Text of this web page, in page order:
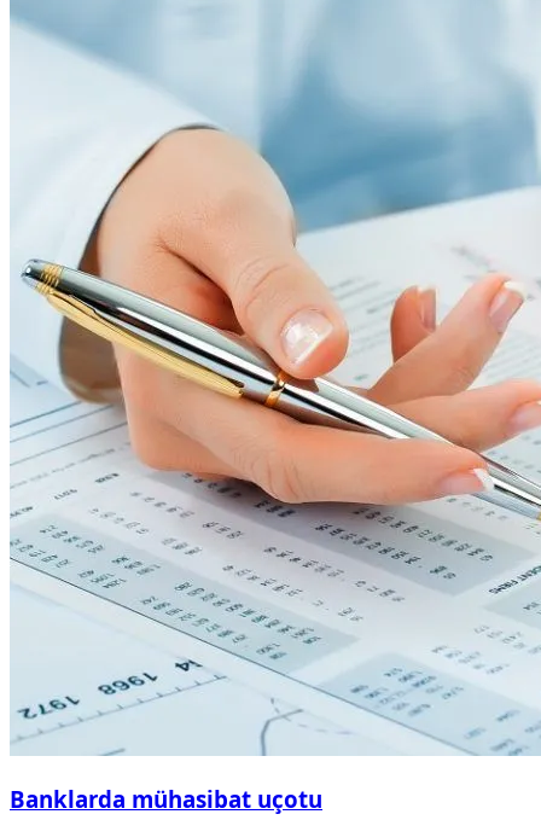
Banklarda mühasibat uçotu